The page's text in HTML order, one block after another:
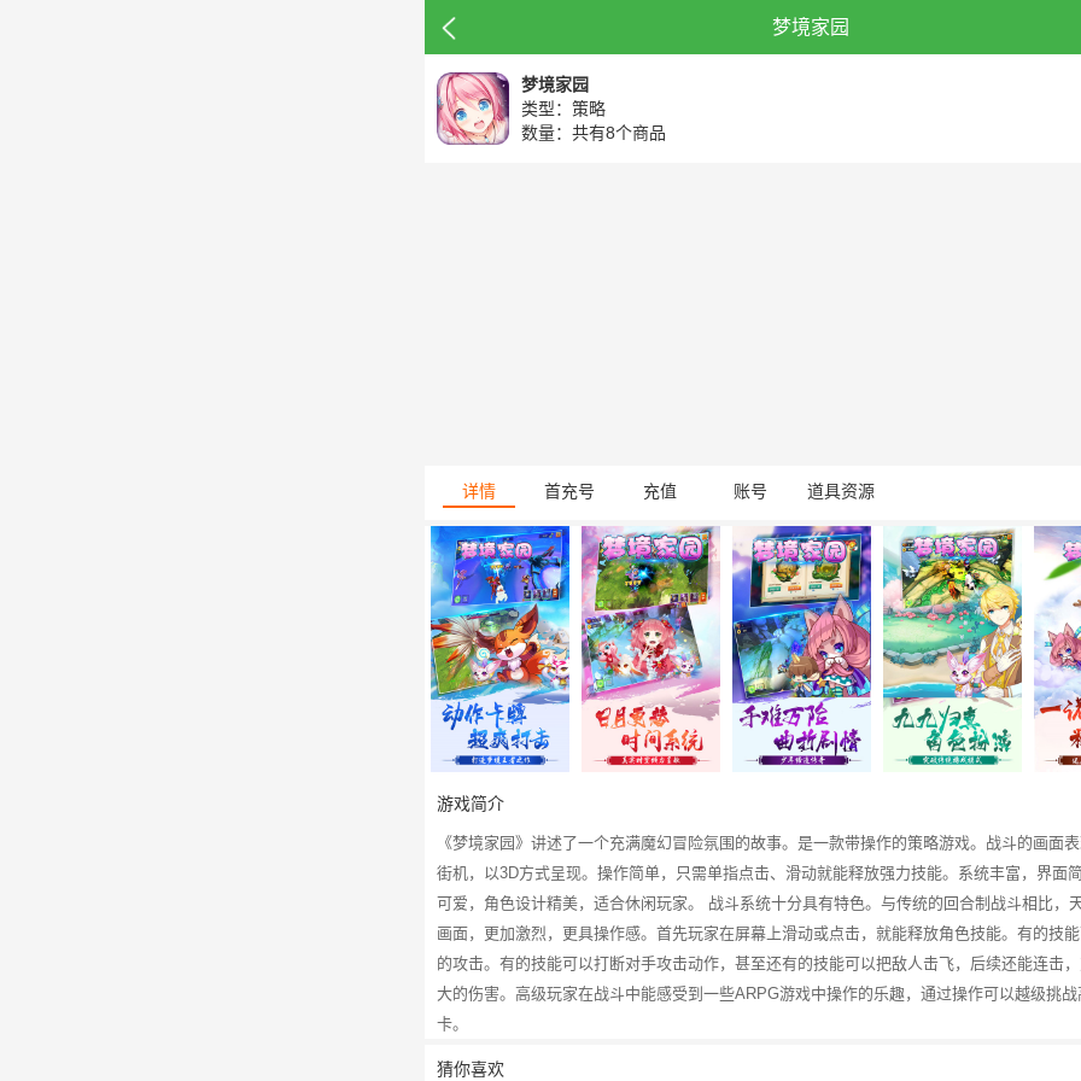
梦境家园
梦境家园
类型：策略
数量：共有8个商品
详情 首充号 充值 账号 道具资源
游戏简介
《梦境家园》讲述了一个充满魔幻冒险氛围的故事。是一款带操作的策略游戏。战斗的画面
街机，以3D方式呈现。操作简单，只需单指点击、滑动就能释放强力技能。系统丰富，界面
可爱，角色设计精美，适合休闲玩家。 战斗系统十分具有特色。与传统的回合制战斗相比，
画面，更加激烈，更具操作感。首先玩家在屏幕上滑动或点击，就能释放角色技能。有的技
的攻击。有的技能可以打断对手攻击动作，甚至还有的技能可以把敌人击飞，后续还能连击
大的伤害。高级玩家在战斗中能感受到一些ARPG游戏中操作的乐趣，通过操作可以越级挑
卡。
猜你喜欢